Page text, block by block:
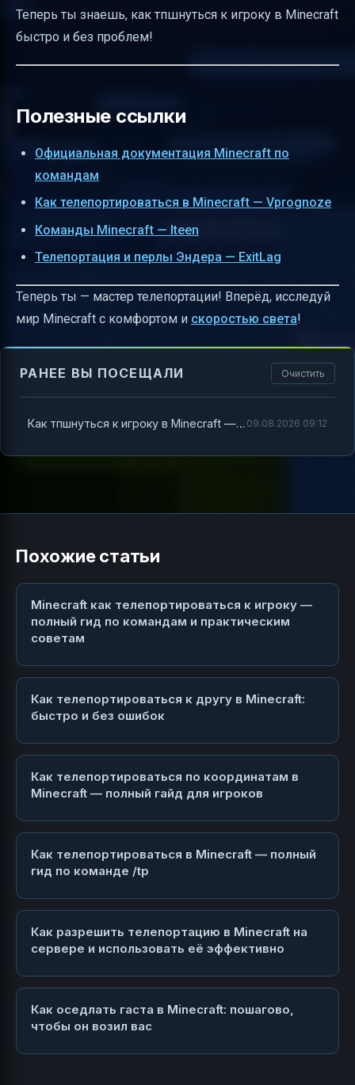
Теперь ты знаешь, как тпшнуться к игроку в Minecraft
быстро и без проблем!
Полезные ссылки
Официальная документация Minecraft по
командам
Как телепортироваться в Minecraft — Vprognoze
Команды Minecraft — Iteen
Телепортация и перлы Эндера — ExitLag
Теперь ты — мастер телепортации! Вперёд, исследуй
мир Minecraft с комфортом и скоростью света!
РАНЕЕ ВЫ ПОСЕЩАЛИ Очистить
Как тпшнуться к игроку в Minecraft — полный гид по телепортации 09.08.2026 09:12
Похожие статьи
Minecraft как телепортироваться к игроку —
полный гид по командам и практическим
советам
Как телепортироваться к другу в Minecraft:
быстро и без ошибок
Как телепортироваться по координатам в
Minecraft — полный гайд для игроков
Как телепортироваться в Minecraft — полный
гид по команде /tp
Как разрешить телепортацию в Minecraft на
сервере и использовать её эффективно
Как оседлать гаста в Minecraft: пошагово,
чтобы он возил вас